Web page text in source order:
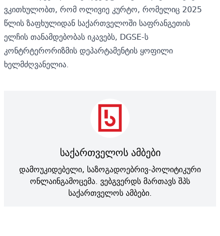
ვკითხულობთ, რომ ოლივიე კურტო, რომელიც 2025
წლის ზაფხულიდან საქართველოში საფრანგეთის
ელჩის თანამდებობას იკავებს, DGSE-ს
კონტრტერორიზმის დეპარტამენტის ყოფილი
ხელმძღვანელია.
საქართველოს ამბები
დამოუკიდებელი, საზოგადოებრივ-პოლიტიკური
ონლაინგამოცემა. ვებგვერდს მართავს შპს
საქართველოს ამბები.